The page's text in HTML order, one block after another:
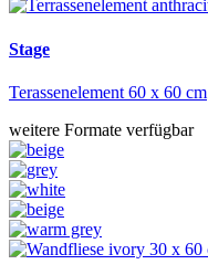
Stage
Terassenelement 60 x 60 cm
weitere Formate verfügbar